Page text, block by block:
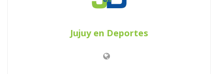
Jujuy en Deportes